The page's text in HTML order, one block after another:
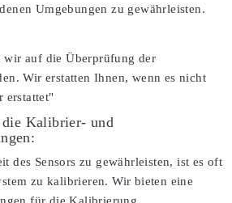
Umgebungen zu gewährleisten.
wir auf die Überprüfung der
Wir erstatten Ihnen, wenn es nicht
erstattet"
die Kalibrier- und
des Sensors zu gewährleisten, ist es oft
zu kalibrieren. Wir bieten eine